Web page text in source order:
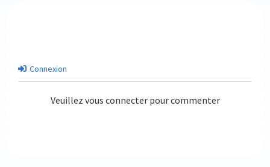
Connexion
Veuillez vous connecter pour commenter